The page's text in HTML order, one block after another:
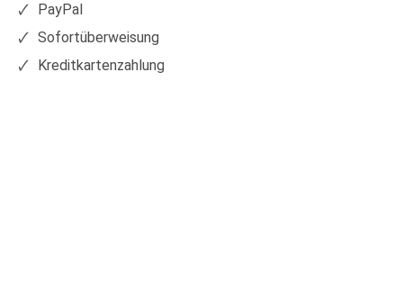
PayPal
Sofortüberweisung
Kreditkartenzahlung